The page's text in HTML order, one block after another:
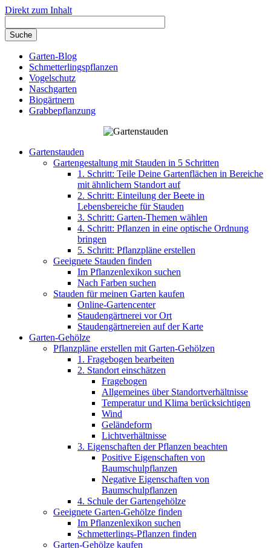
Direkt zum Inhalt
Garten-Blog
Schmetterlingspflanzen
Vogelschutz
Naschgarten
Biogärtnern
Grabbepflanzung
Gartenstauden
Gartengestaltung mit Stauden in 5 Schritten
1. Schritt: Teile Deine Gartenflächen in Bereiche
mit ähnlichem Standort auf
2. Schritt: Einteilung der Beete in
Lebensbereiche für Stauden
3. Schritt: Garten-Themen wählen
4. Schritt: Pflanzen in eine optische Ordnung
bringen
5. Schritt: Pflanzpläne erstellen
Geeignete Stauden finden
Im Pflanzenlexikon suchen
Nach Farben suchen
Stauden für meinen Garten kaufen
Online-Gartencenter
Staudengärtnerei vor Ort
Staudengärtnereien auf der Karte
Garten-Gehölze
Pflanzpläne erstellen mit Garten-Gehölzen
1. Fragebogen bearbeiten
2. Standort einschätzen
Fragebogen
Allgemeines über Standortverhältnisse
Temperatur und Klima berücksichtigen
Wind
Geländeform
Lichtverhältnisse
3. Eigenschaften der Pflanzen beachten
Positive Eigenschaften von
Baumschulpflanzen
Negative Eigenschaften von
Baumschulpflanzen
4. Schule der Gartengehölze
Geeignete Garten-Gehölze finden
Im Pflanzenlexikon suchen
Schmetterlings-Pflanzen finden
Garten-Gehölze kaufen